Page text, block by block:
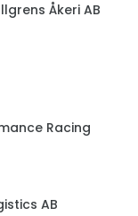
Åkeri AB
Racing
AB